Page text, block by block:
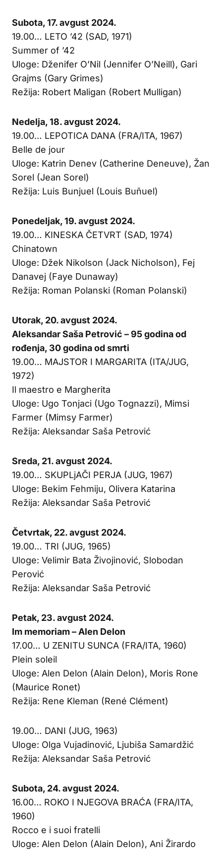
Subota, 17. avgust 2024.
19.00… LETO ’42 (SAD, 1971)
Summer of ’42
Uloge: Dženifer O’Nil (Jennifer O’Neill), Gari
Grajms (Gary Grimes)
Režija: Robert Maligan (Robert Mulligan)
Nedelja, 18. avgust 2024.
19.00… LEPOTICA DANA (FRA/ITA, 1967)
Belle de jour
Uloge: Katrin Denev (Catherine Deneuve), Žan
Sorel (Jean Sorel)
Režija: Luis Bunjuel (Louis Buñuel)
Ponedeljak, 19. avgust 2024.
19.00… KINESKA ČETVRT (SAD, 1974)
Chinatown
Uloge: Džek Nikolson (Jack Nicholson), Fej
Danavej (Faye Dunaway)
Režija: Roman Polanski (Roman Polanski)
Utorak, 20. avgust 2024.
Aleksandar Saša Petrović – 95 godina od
rođenja, 30 godina od smrti
19.00… MAJSTOR I MARGARITA (ITA/JUG,
1972)
Il maestro e Margherita
Uloge: Ugo Tonjaci (Ugo Tognazzi), Mimsi
Farmer (Mimsy Farmer)
Režija: Aleksandar Saša Petrović
Sreda, 21. avgust 2024.
19.00… SKUPLjAČI PERJA (JUG, 1967)
Uloge: Bekim Fehmiju, Olivera Katarina
Režija: Aleksandar Saša Petrović
Četvrtak, 22. avgust 2024.
19.00… TRI (JUG, 1965)
Uloge: Velimir Bata Živojinović, Slobodan
Perović
Režija: Aleksandar Saša Petrović
Petak, 23. avgust 2024.
Im memoriam – Alen Delon
17.00… U ZENITU SUNCA (FRA/ITA, 1960)
Plein soleil
Uloge: Alen Delon (Alain Delon), Moris Rone
(Maurice Ronet)
Režija: Rene Kleman (René Clément)
19.00… DANI (JUG, 1963)
Uloge: Olga Vujadinović, Ljubiša Samardžić
Režija: Aleksandar Saša Petrović
Subota, 24. avgust 2024.
16.00… ROKO I NJEGOVA BRAĆA (FRA/ITA,
1960)
Rocco e i suoi fratelli
Uloge: Alen Delon (Alain Delon), Ani Žirardo